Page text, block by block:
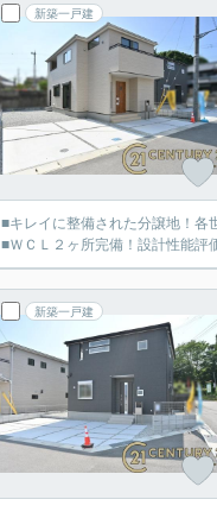
新築一戸建
■キレイに整備された分譲地！各
■ＷＣＬ２ヶ所完備！設計性能評
新築一戸建